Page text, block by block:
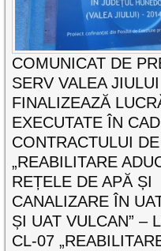
COMUNICAT DE
SERV VALEA
FINALIZEAZĂ
EXECUTATE ÎN
CONTRACTULUI
„REABILITARE
REȚELE DE APĂ ȘI
CANALIZARE ÎN
ȘI UAT VULCAN” –
CL-07